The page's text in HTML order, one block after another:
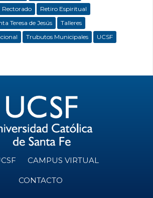
Rectorado
Retiro Espiritual
Teresa de Jesús
Talleres
Trubutos Municipales UCSF
CAMPUS VIRTUAL
CONTACTO